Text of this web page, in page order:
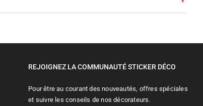
REJOIGNEZ LA COMMUNAUTÉ STICKER DÉCO
Pour être au courant des nouveautés, offres spéciales
et suivre les conseils de nos décorateurs.